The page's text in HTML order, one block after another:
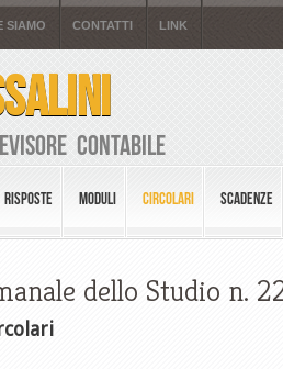
SIAMO CONTATTI LINK
Contabile
MODULI CIRCOLARI SCADENZE
dello Studio n.